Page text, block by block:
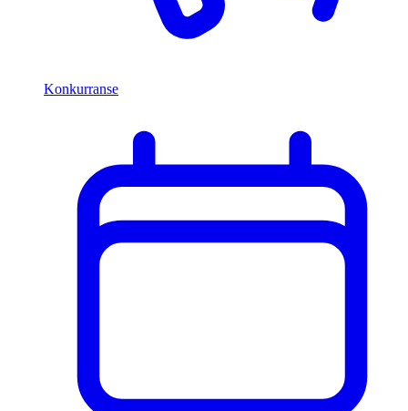
Konkurranse